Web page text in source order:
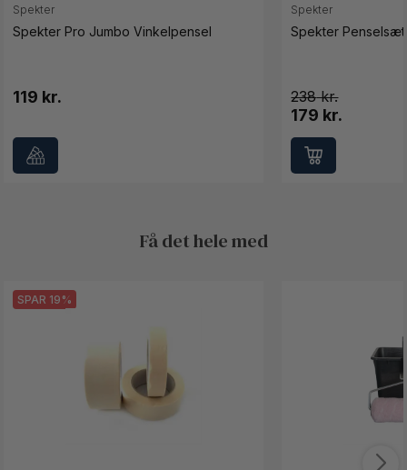
Spekter
Spekter Pro Jumbo Vinkelpensel
119 kr.
Spekter
Spekter
238
179 kr.
Få det hele med
SPAR 19%